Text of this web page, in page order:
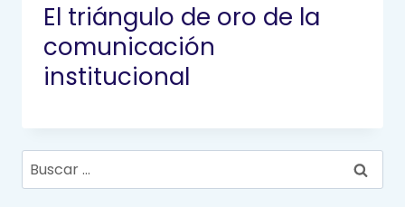
El triángulo de oro de la
comunicación
institucional
Buscar: